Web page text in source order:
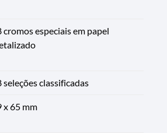
cromos especiais em papel
seleções classificadas
x 65 mm